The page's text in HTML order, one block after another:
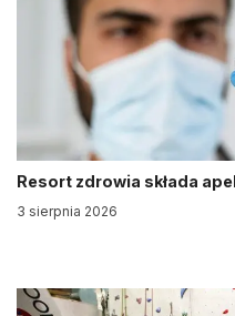
Resort zdrowia składa
3 sierpnia 2026